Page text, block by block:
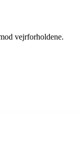
vejrforholdene.